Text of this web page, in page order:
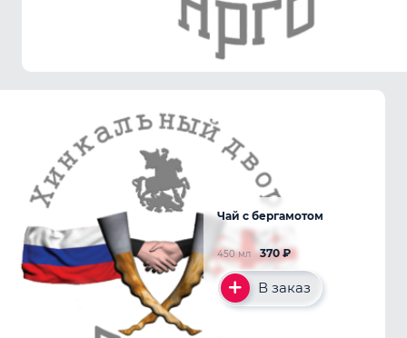
Чай с бергамотом
370₽
450 мл
В заказ